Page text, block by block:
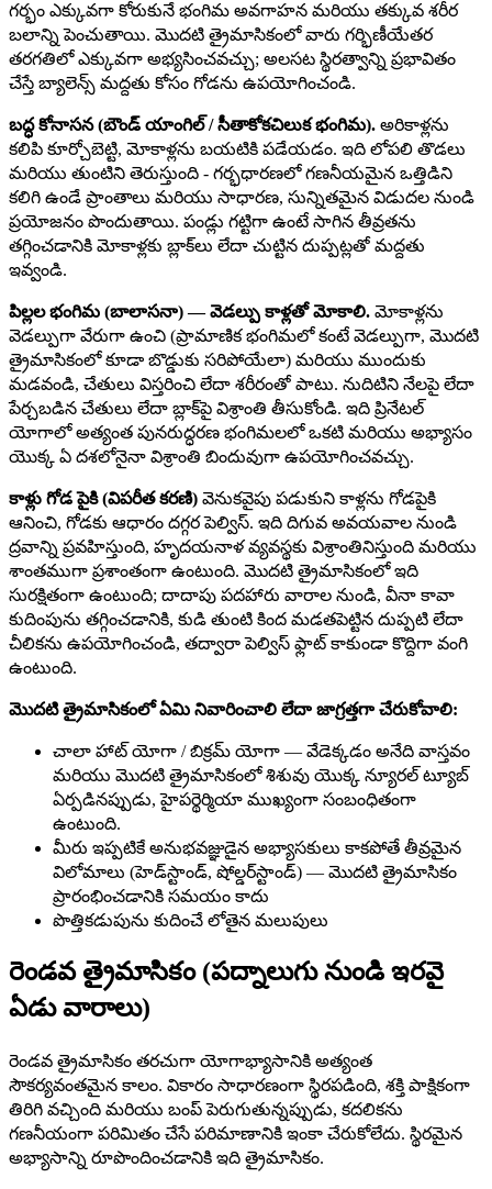
గర్భం ఎక్కువగా కోరుకునే భంగిమ అవగాహన మరియు తక్కువ శరీర
బలాన్ని పెంచుతాయి. మొదటి త్రైమాసికంలో వారు గర్భిణీయేతర
తరగతిలో ఎక్కువగా అభ్యసించవచ్చు; అలసట స్థిరత్వాన్ని ప్రభావితం
చేస్తే బ్యాలెన్స్ మద్దతు కోసం గోడను ఉపయోగించండి.
బద్ధ కోనాసన (బౌండ్ యాంగిల్ / సీతాకోకచిలుక భంగిమ). అరికాళ్లను
కలిపి కూర్చోబెట్టి, మోకాళ్లను బయటికి పడేయడం. ఇది లోపలి తొడలు
మరియు తుంటిని తెరుస్తుంది - గర్భధారణలో గణనీయమైన ఒత్తిడిని
కలిగి ఉండే ప్రాంతాలు మరియు సాధారణ, సున్నితమైన విడుదల నుండి
ప్రయోజనం పొందుతాయి. పండ్లు గట్టిగా ఉంటే సాగిన తీవ్రతను
తగ్గించడానికి మోకాళ్లకు బ్లాక్‌లు లేదా చుట్టిన దుప్పట్లతో మద్దతు
ఇవ్వండి.
పిల్లల భంగిమ (బాలాసనా) — వెడల్పు కాళ్లతో మోకాలి. మోకాళ్లను
వెడల్పుగా వేరుగా ఉంచి (ప్రామాణిక భంగిమలో కంటే వెడల్పుగా, మొదటి
త్రైమాసికంలో కూడా బొడ్డుకు సరిపోయేలా) మరియు ముందుకు
మడవండి, చేతులు విస్తరించి లేదా శరీరంతో పాటు. నుదిటిని నేలపై లేదా
పేర్చబడిన చేతులు లేదా బ్లాక్‌పై విశ్రాంతి తీసుకోండి. ఇది ప్రినేటల్
యోగాలో అత్యంత పునరుద్ధరణ భంగిమలలో ఒకటి మరియు అభ్యాసం
యొక్క ఏ దశలోనైనా విశ్రాంతి బిందువుగా ఉపయోగించవచ్చు.
కాళ్లు గోడ పైకి (విపరీత కరణి) వెనుకవైపు పడుకుని కాళ్లను గోడపైకి
ఆనించి, గోడకు ఆధారం దగ్గర పెల్విస్. ఇది దిగువ అవయవాల నుండి
ద్రవాన్ని ప్రవహిస్తుంది, హృదయనాళ వ్యవస్థకు విశ్రాంతినిస్తుంది మరియు
శాంతముగా ప్రశాంతంగా ఉంటుంది. మొదటి త్రైమాసికంలో ఇది
సురక్షితంగా ఉంటుంది; దాదాపు పదహారు వారాల నుండి, వీనా కావా
కుదింపును తగ్గించడానికి, కుడి తుంటి కింద మడతపెట్టిన దుప్పటి లేదా
చీలికను ఉపయోగించండి, తద్వారా పెల్విస్ ఫ్లాట్ కాకుండా కొద్దిగా వంగి
ఉంటుంది.
మొదటి త్రైమాసికంలో ఏమి నివారించాలి లేదా జాగ్రత్తగా చేరుకోవాలి:
చాలా హాట్ యోగా / బిక్రమ్ యోగా — వేడెక్కడం అనేది వాస్తవం
మరియు మొదటి త్రైమాసికంలో శిశువు యొక్క న్యూరల్ ట్యూబ్
ఏర్పడినప్పుడు, హైపర్థెర్మియా ముఖ్యంగా సంబంధితంగా
ఉంటుంది.
మీరు ఇప్పటికే అనుభవజ్ఞుడైన అభ్యాసకులు కాకపోతే తీవ్రమైన
విలోమాలు (హెడ్‌స్టాండ్, షోల్డర్‌స్టాండ్) — మొదటి త్రైమాసికం
ప్రారంభించడానికి సమయం కాదు
పొత్తికడుపును కుదించే లోతైన మలుపులు
రెండవ త్రైమాసికం (పద్నాలుగు నుండి ఇరవై
ఏడు వారాలు)
రెండవ త్రైమాసికం తరచుగా యోగాభ్యాసానికి అత్యంత
సౌకర్యవంతమైన కాలం. వికారం సాధారణంగా స్థిరపడింది, శక్తి పాక్షికంగా
తిరిగి వచ్చింది మరియు బంప్ పెరుగుతున్నప్పుడు, కదలికను
గణనీయంగా పరిమితం చేసే పరిమాణానికి ఇంకా చేరుకోలేదు. స్థిరమైన
అభ్యాసాన్ని రూపొందించడానికి ఇది త్రైమాసికం.